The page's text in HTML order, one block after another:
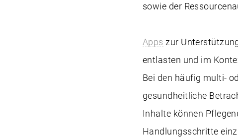
sowie der
Apps zur
entlasten und im
Bei den häufig multi-
gesundheitliche
Inhalte können
Handlungsschritte